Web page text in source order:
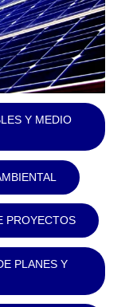
Y MEDIO
PROYECTOS
PLANES Y